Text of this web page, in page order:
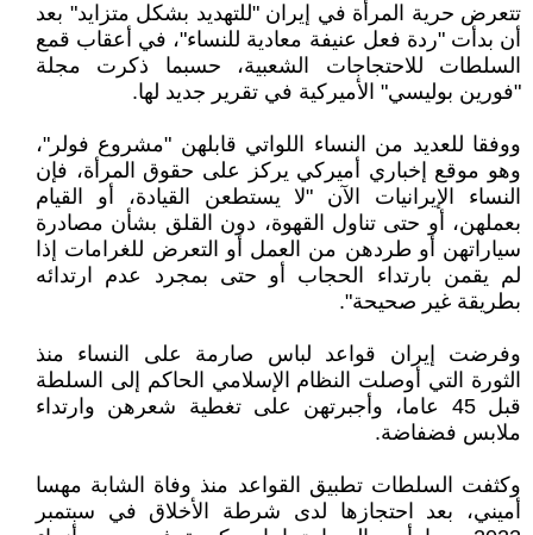
تتعرض حرية المرأة في إيران "للتهديد بشكل متزايد" بعد
أن بدأت "ردة فعل عنيفة معادية للنساء"، في أعقاب قمع
السلطات للاحتجاجات الشعبية، حسبما ذكرت مجلة
"فورين بوليسي" الأميركية في تقرير جديد لها.
ووفقا للعديد من النساء اللواتي قابلهن "مشروع فولر"،
وهو موقع إخباري أميركي يركز على حقوق المرأة، فإن
النساء الإيرانيات الآن "لا يستطعن القيادة، أو القيام
بعملهن، أو حتى تناول القهوة، دون القلق بشأن مصادرة
سياراتهن أو طردهن من العمل أو التعرض للغرامات إذا
لم يقمن بارتداء الحجاب أو حتى بمجرد عدم ارتدائه
بطريقة غير صحيحة".
وفرضت إيران قواعد لباس صارمة على النساء منذ
الثورة التي أوصلت النظام الإسلامي الحاكم إلى السلطة
قبل 45 عاما، وأجبرتهن على تغطية شعرهن وارتداء
ملابس فضفاضة.
وكثفت السلطات تطبيق القواعد منذ وفاة الشابة مهسا
أميني، بعد احتجازها لدى شرطة الأخلاق في سبتمبر